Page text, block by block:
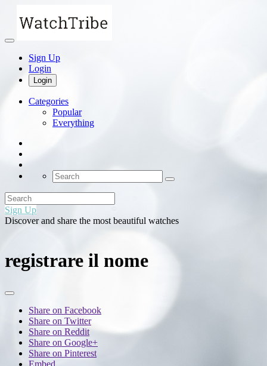
Sign Up
Login
Login
Categories
Popular
Everything
Sign Up
Discover and share the most beautiful watches
registrare il nome
Share on Facebook
Share on Twitter
Share on Reddit
Share on Google+
Share on Pinterest
Embed